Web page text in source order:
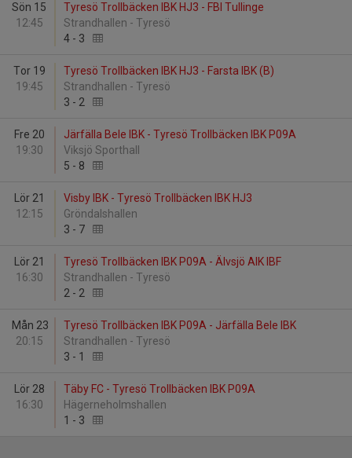
Sön 15
12:45
Tyresö Trollbäcken IBK HJ3 - FBI Tullinge
Strandhallen - Tyresö
4 - 3
Tor 19
19:45
Tyresö Trollbäcken IBK HJ3 - Farsta IBK (B)
Strandhallen - Tyresö
3 - 2
Fre 20
19:30
Järfälla Bele IBK - Tyresö Trollbäcken IBK P09A
Viksjö Sporthall
5 - 8
Lör 21
12:15
Visby IBK - Tyresö Trollbäcken IBK HJ3
Gröndalshallen
3 - 7
Lör 21
16:30
Tyresö Trollbäcken IBK P09A - Älvsjö AIK IBF
Strandhallen - Tyresö
2 - 2
Mån 23
20:15
Tyresö Trollbäcken IBK P09A - Järfälla Bele IBK
Strandhallen - Tyresö
3 - 1
Lör 28
16:30
Täby FC - Tyresö Trollbäcken IBK P09A
Hägerneholmshallen
1 - 3